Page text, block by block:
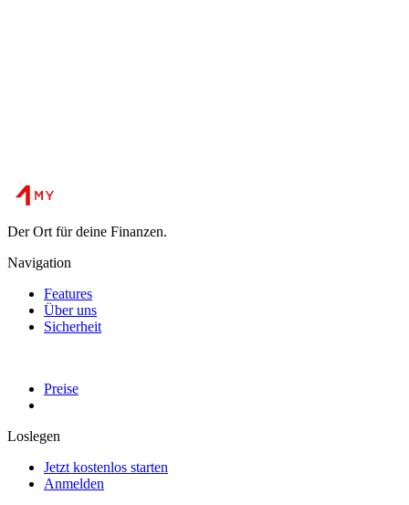
Der Ort für deine Finanzen.
Navigation
Features
Über uns
Sicherheit
Preise
Loslegen
Jetzt kostenlos starten
Anmelden